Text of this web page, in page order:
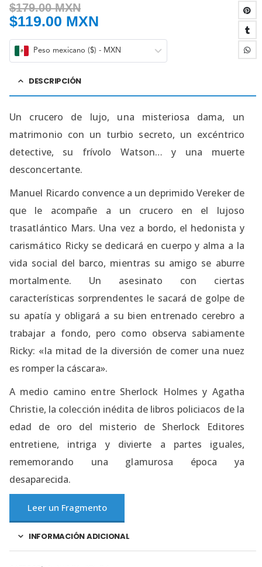
$179.00 MXN
$119.00 MXN
Peso mexicano ($) - MXN
DESCRIPCIÓN
Un crucero de lujo, una misteriosa dama, un
matrimonio con un turbio secreto, un excéntrico
detective, su frívolo Watson… y una muerte
desconcertante.
Manuel Ricardo convence a un deprimido Vereker de
que le acompañe a un crucero en el lujoso
trasatlántico Mars. Una vez a bordo, el hedonista y
carismático Ricky se dedicará en cuerpo y alma a la
vida social del barco, mientras su amigo se aburre
mortalmente. Un asesinato con ciertas
características sorprendentes le sacará de golpe de
su apatía y obligará a su bien entrenado cerebro a
trabajar a fondo, pero como observa sabiamente
Ricky: «la mitad de la diversión de comer una nuez
es romper la cáscara».
A medio camino entre Sherlock Holmes y Agatha
Christie, la colección inédita de libros policiacos de la
edad de oro del misterio de Sherlock Editores
entretiene, intriga y divierte a partes iguales,
rememorando una glamurosa época ya
desaparecida.
Leer un Fragmento
INFORMACIÓN ADICIONAL